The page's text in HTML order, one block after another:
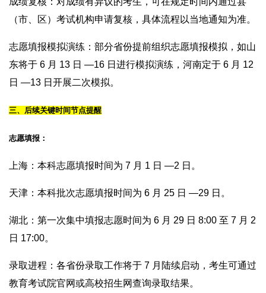
（市、区）考试机构申请复核，具体流程以当地通知为准。
志愿填报模拟演练：部分省份提前组织志愿填报模拟，如山
东将于 6 月 13 日 —16 日进行模拟演练，河南定于 6 月 12
日 —13 日开展二次模拟。
三、后续关键时间节点提醒
志愿填报：
上海：本科志愿填报时间为 7 月 1 日 —2 日。
天津：本科批次志愿填报时间为 6 月 25 日 —29 日。
湖北：第一次集中填报志愿时间为 6 月 29 日 8:00 至 7 月 2
日 17:00。
录取进程：各省份录取工作将于 7 月陆续启动，考生可通过
教育考试院官网或高校招生网查询录取结果。